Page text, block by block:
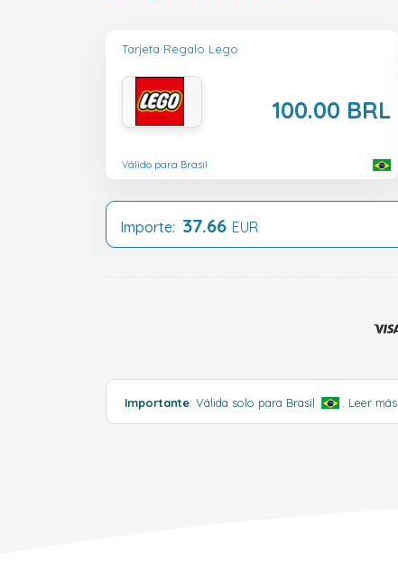
Tarjeta Regalo Lego
100.00 BRL
Válido para Brasil
Importe: 37.66 EUR
Importante: Válida solo para Brasil Leer más